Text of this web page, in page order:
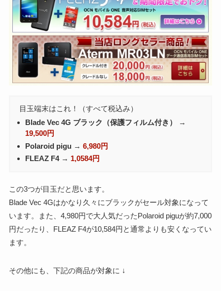
目玉端末はこれ！（すべて税込み）
Blade Vec 4G ブラック（保護フィルム付き）
→
19,500円
Polaroid pigu →6,980円
FLEAZ F4→ 1,0584円
この3つが目玉だと思います。
Blade Vec 4Gはかなり久々にブラックがセール対象になって
います。また、4,980円で大人気だったPolaroid piguが約7,000
円だったり、FLEAZ F4が10,584円と通常よりも安くなってい
ます。
その他にも、下記の商品が対象に ↓